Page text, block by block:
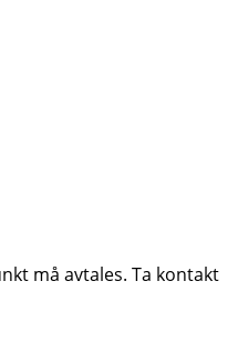
må avtales. Ta kontakt